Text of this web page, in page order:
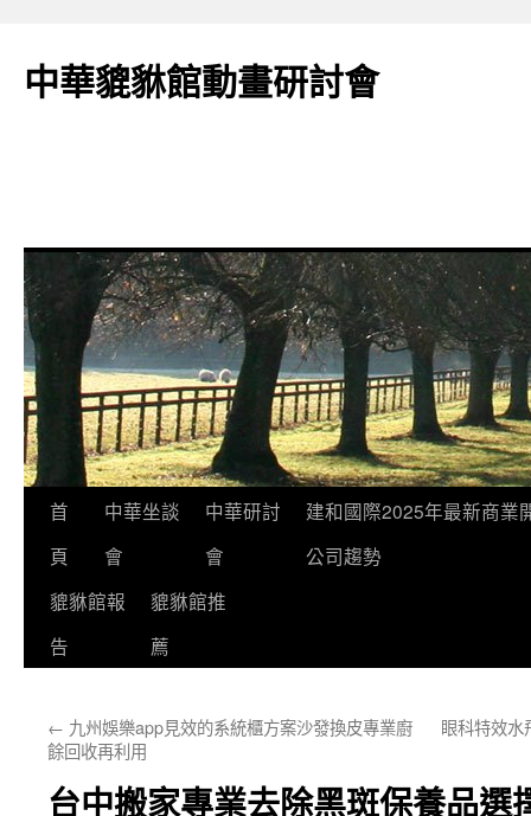
主
中華貔貅館動畫研討會
首
頁
中華坐談
會
中華研討
會
建和國際2025年最新商業
公司趨勢
貔貅館報
告
貔貅館推
薦
← 九州娛樂app見效的系統櫃方案沙發換皮專業廚
餘回收再利用
眼科特效水
台中搬家專業去除黑斑保養品選